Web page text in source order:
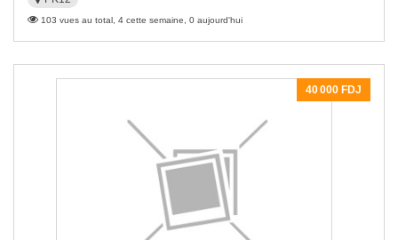
103 vues au total, 4 cette semaine, 0 aujourd'hui
40 000 FDJ